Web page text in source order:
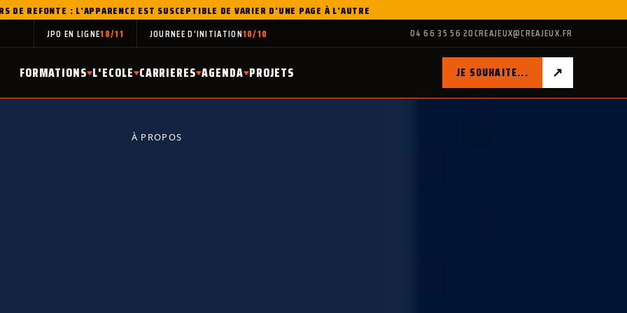
DE REFONTE : L'APPARENCE EST SUSCEPTIBLE DE VARIER D'UNE PAGE À L'AUTRE
JPO EN LIGNE18/11 JOURNEE D'INITIATION10/10 04 66 35 56 20CREAJEUX@CREAJEUX.FR
FORMATIONS L'ECOLE CARRIERES AGENDA PROJETS JE SOUHAITE... ↗
À PROPOS